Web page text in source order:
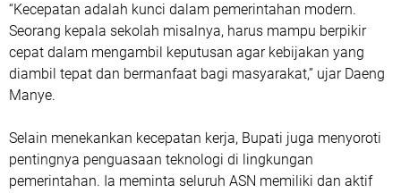
“Kecepatan adalah kunci dalam pemerintahan modern.
Seorang kepala sekolah misalnya, harus mampu berpikir
cepat dalam mengambil keputusan agar kebijakan yang
diambil tepat dan bermanfaat bagi masyarakat,” ujar Daeng
Manye.
Selain menekankan kecepatan kerja, Bupati juga menyoroti
pentingnya penguasaan teknologi di lingkungan
pemerintahan. Ia meminta seluruh ASN memiliki dan aktif